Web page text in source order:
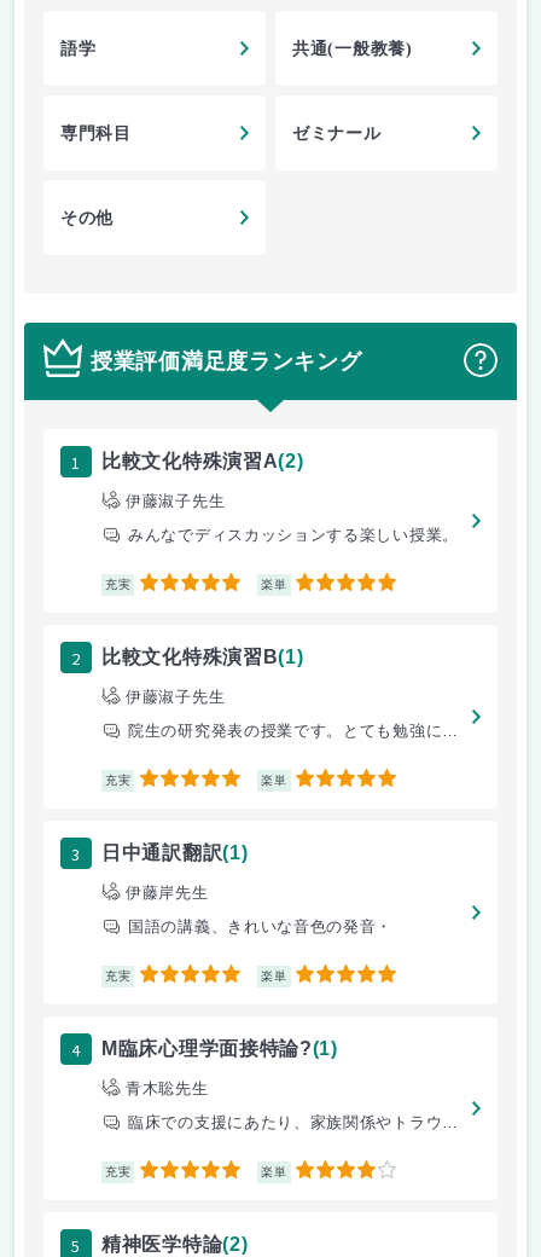
語学 共通(一般教養)
専門科目 ゼミナール
その他
授業評価満足度ランキング ？
1 比較文化特殊演習A(2)
伊藤淑子先生
みんなでディスカッションする楽しい授業。
充実 5 楽単 5
2 比較文化特殊演習B(1)
伊藤淑子先生
院生の研究発表の授業です。とても勉強になります。
充実 5 楽単 5
3 日中通訳翻訳(1)
伊藤岸先生
国語の講義、きれいな音色の発音・
充実 5 楽単 5
4 M臨床心理学面接特論?(1)
青木聡先生
臨床での支援にあたり、家族関係やトラウマという視点からどのように見立て
充実 5 楽単 4
5 精神医学特論(2)